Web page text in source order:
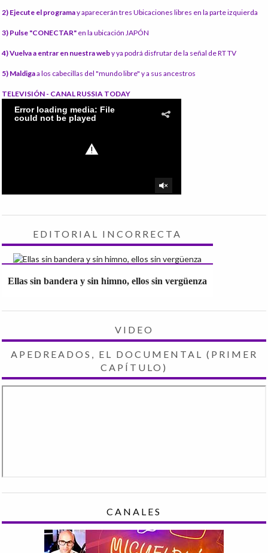
2) Ejecute el programay aparecerán tres Ubicaciones libres en la parte izquierda
3) Pulse "CONECTAR" en la ubicación JAPÓN
4) Vuelva a entrar en nuestra weby ya podrá disfrutar de la señal de RT TV
5) Maldigaa los cabecillas del "mundo libre" y a sus ancestros
TELEVISIÓN - CANAL RUSSIA TODAY
EDITORIAL INCORRECTA
Ellas sin bandera y sin himno, ellos sin vergüenza
VIDEO
APEDREADOS, EL DOCUMENTAL (PRIMER
CAPÍTULO)
CANALES